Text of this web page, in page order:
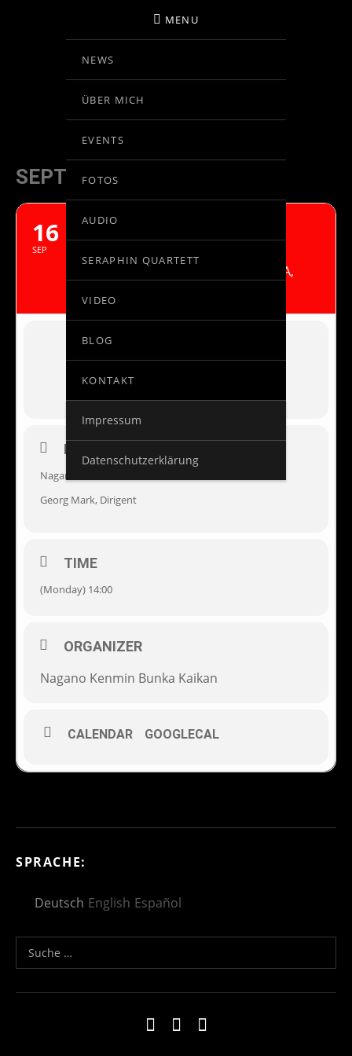
BIRGIT KOLAR
VIOLINE
MENU
NEWS
ÜBER MICH
EVENTS
FOTOS
AUDIO
SERAPHIN QUARTETT
VIDEO
BLOG
KONTAKT
Impressum
Datenschutzerklärung
SEPTEMBER, 2019
16
SEP
BELA BARTOK:
NAGANO PHILHARMONIC ORCHESTRA,
GEORG MARK
EVENT DETAILS
Nagano Philharmonic Orchestra
Georg Mark, Dirigent
TIME
(Monday) 14:00
ORGANIZER
Nagano Kenmin Bunka Kaikan
CALENDAR GOOGLECAL
SPRACHE:
Deutsch English Español
Suche nach:
Social Media Profiles
Impressum
Kontakt